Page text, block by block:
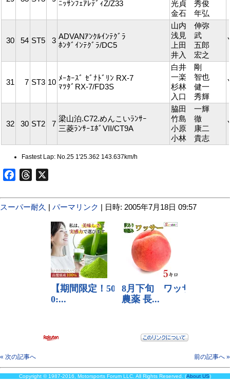
ﾆｯｻﾝﾌｪｱﾚﾃﾞｨZ/Z33
光貞 秀俊
金石 年弘
30 54 ST5 3 ADVANｱﾝｸﾙｲﾝﾃｸﾞﾗ
ﾎﾝﾀﾞｲﾝﾃｸﾞﾗ/DC5
山内 伸弥
浅見 武
上田 五郎
井入 宏之
31 7 ST3 10 ﾒｰｶｰｽﾞ ｾﾞﾅﾄﾞﾘﾝ RX-7
ﾏﾂﾀﾞRX-7/FD3S
白井 剛
一楽 智也
杉林 健一
入口 秀輝
32 30 ST2 7
梁山泊.C72.めんこいﾗﾝｻｰ
三菱ﾗﾝｻｰｴﾎﾞVII/CT9A
脇田 一輝
竹島 徹
小原 康二
小林 貴志
Fastest Lap: No.25 1'25.362 143.637km/h
FacebookThreads
スーパー耐久 | パーマリンク | 日時: 2005年7月18日 09:57
« 次の記事へ 前の記事へ »
Copyright © 1987-2016, Motorsports Forum LLC. All Rights Reserved. (About US)